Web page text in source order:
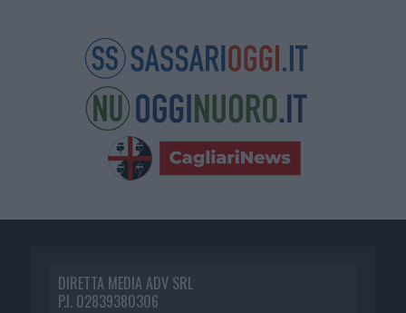
DIRETTA MEDIA ADV SRL
P.I. 02839380306